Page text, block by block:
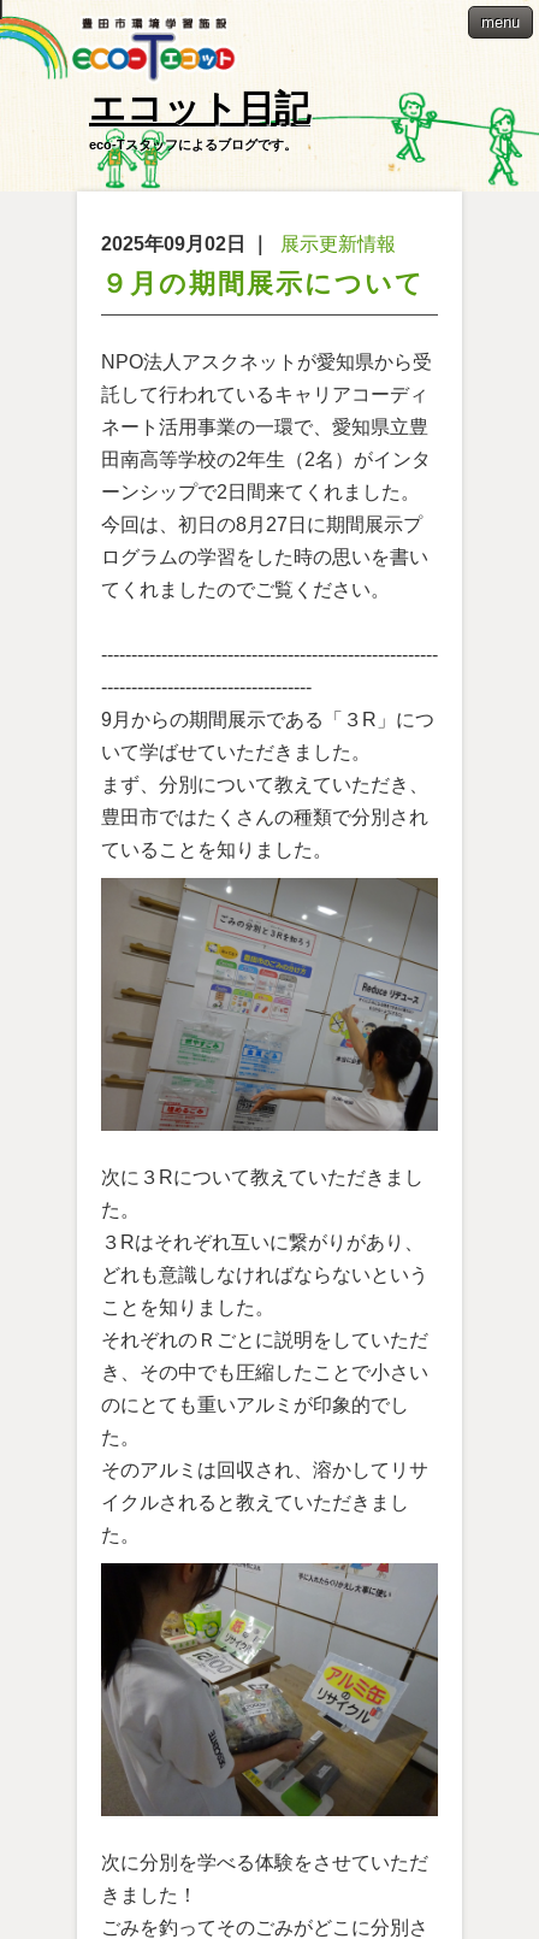
menu
エコット日記
eco-Tスタッフによるブログです。
2025年09月02日 展示更新情報
９月の期間展示について
NPO法人アスクネットが愛知県から受
託して行われているキャリアコーディ
ネート活用事業の一環で、愛知県立豊
田南高等学校の2年生（2名）がインタ
ーンシップで2日間来てくれました。
今回は、初日の8月27日に期間展示プ
ログラムの学習をした時の思いを書い
てくれましたのでご覧ください。
--------------------------------------------------------
-----------------------------------
9月からの期間展示である「３R」につ
いて学ばせていただきました。
まず、分別について教えていただき、
豊田市ではたくさんの種類で分別され
ていることを知りました。
次に３Rについて教えていただきまし
た。
３Rはそれぞれ互いに繋がりがあり、
どれも意識しなければならないという
ことを知りました。
それぞれのＲごとに説明をしていただ
き、その中でも圧縮したことで小さい
のにとても重いアルミが印象的でし
た。
そのアルミは回収され、溶かしてリサ
イクルされると教えていただきまし
た。
次に分別を学べる体験をさせていただ
きました！
ごみを釣ってそのごみがどこに分別さ